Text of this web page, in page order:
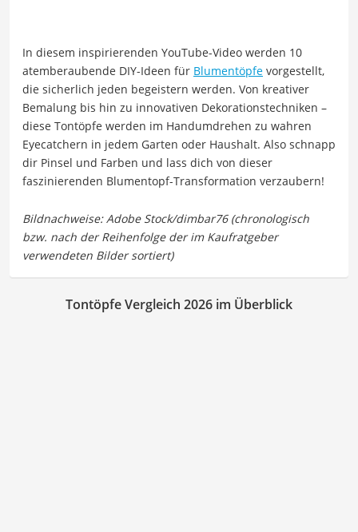
In diesem inspirierenden YouTube-Video werden 10
atemberaubende DIY-Ideen für Blumentöpfe vorgestellt,
die sicherlich jeden begeistern werden. Von kreativer
Bemalung bis hin zu innovativen Dekorationstechniken –
diese Tontöpfe werden im Handumdrehen zu wahren
Eyecatchern in jedem Garten oder Haushalt. Also schnapp
dir Pinsel und Farben und lass dich von dieser
faszinierenden Blumentopf-Transformation verzaubern!
Tontöpfe Vergleich 2026 im Überblick